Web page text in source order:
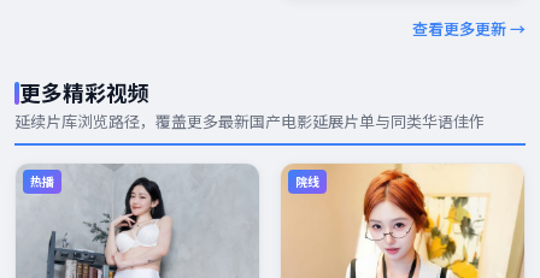
查看更多更新 →
更多精彩视频
延续片库浏览路径，覆盖更多最新国产电影延展片单与同类华语佳作
热播 院线